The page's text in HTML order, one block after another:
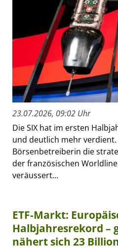
23.07.2026, 09:02 Uhr
Die SIX hat im ersten
und deutlich mehr
Börsenbetreiberin die
der französischen
veräussert...
ETF-Markt:
Halbjahresrekord –
nähert sich 23